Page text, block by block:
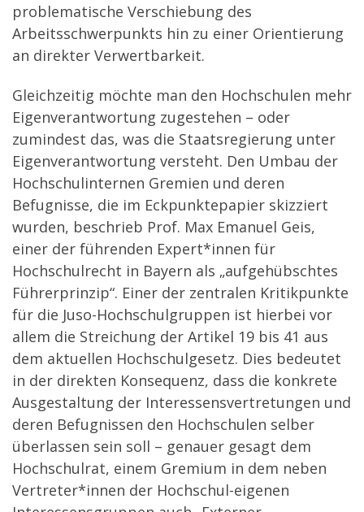
problematische Verschiebung des
Arbeitsschwerpunkts hin zu einer Orientierung
an direkter Verwertbarkeit.
Gleichzeitig möchte man den Hochschulen mehr
Eigenverantwortung zugestehen – oder
zumindest das, was die Staatsregierung unter
Eigenverantwortung versteht. Den Umbau der
Hochschulinternen Gremien und deren
Befugnisse, die im Eckpunktepapier skizziert
wurden, beschrieb Prof. Max Emanuel Geis,
einer der führenden Expert*innen für
Hochschulrecht in Bayern als „aufgehübschtes
Führerprinzip“. Einer der zentralen Kritikpunkte
für die Juso-Hochschulgruppen ist hierbei vor
allem die Streichung der Artikel 19 bis 41 aus
dem aktuellen Hochschulgesetz. Dies bedeutet
in der direkten Konsequenz, dass die konkrete
Ausgestaltung der Interessensvertretungen und
deren Befugnissen den Hochschulen selber
überlassen sein soll – genauer gesagt dem
Hochschulrat, einem Gremium in dem neben
Vertreter*innen der Hochschul-eigenen